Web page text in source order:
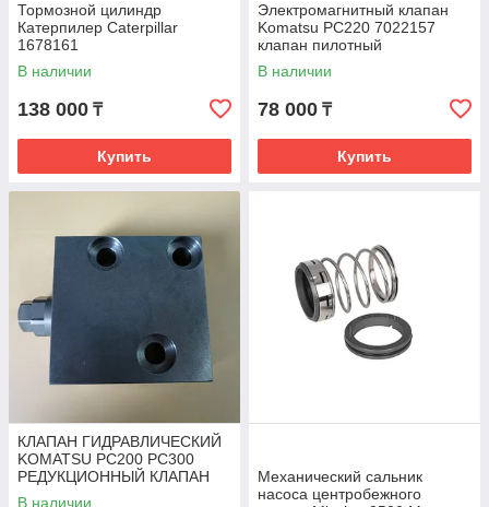
Тормозной цилиндр
Катерпилер Caterpillar
1678161
В наличии
138 000 ₸
Купить
Электромагнитный клапан
Komatsu PC220 7022157
клапан пилотный
В наличии
78 000 ₸
Купить
КЛАПАН ГИДРАВЛИЧЕСКИЙ
KOMATSU PC200 PC300
РЕДУКЦИОННЫЙ КЛАПАН
7234071 Коматцу Handok
В наличии
Механический сальник
насоса центробежного